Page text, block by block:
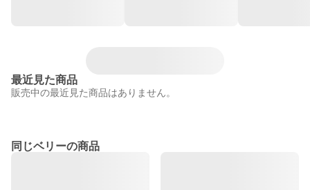
最近見た商品
販売中の最近見た商品はありません。
同じベリーの商品